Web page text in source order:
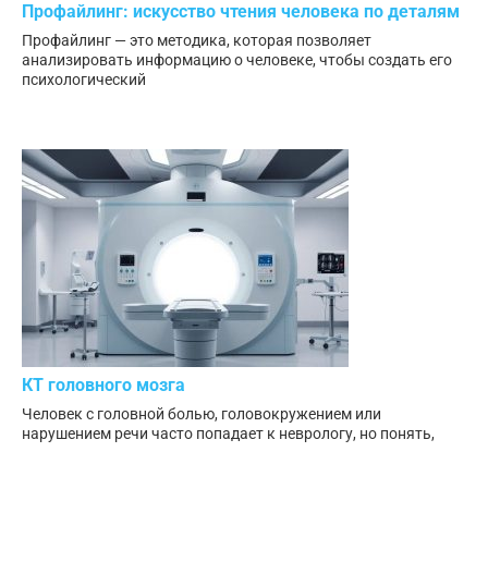
Профайлинг: искусство чтения человека по деталям
Профайлинг — это методика, которая позволяет
анализировать информацию о человеке, чтобы создать его
психологический
КТ головного мозга
Человек с головной болью, головокружением или
нарушением речи часто попадает к неврологу, но понять,